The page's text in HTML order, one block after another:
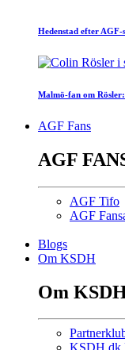
Hedenstad efter
Malmö-fan om
AGF Fans
AGF
AGF Tifo
AGF
Blogs
Om KSDH
Om